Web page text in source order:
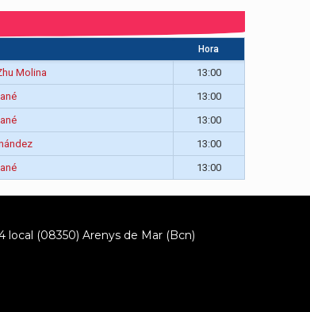
Hora
Molina
13:00
13:00
13:00
13:00
13:00
local (08350) Arenys de Mar (Bcn)